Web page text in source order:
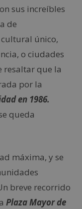
sus increíbles
de
único,
o ciudades
resaltar que la
por la
en 1986.
queda
máxima, y se
breve recorrido
Plaza Mayor de